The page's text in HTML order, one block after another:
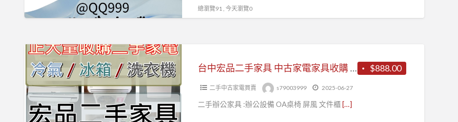
手
俱
和
家
電
收
購
總瀏覽91 , 今天瀏覽0
台
中
宏
品
二
手
$888.00
台中宏品二手家具 中古家電家具收購 0979003999
二手中古家電買賣 s79003999 2025-06-27
二手辦公家具 :辦公設備 OA桌椅 屏風 文件櫃 […]